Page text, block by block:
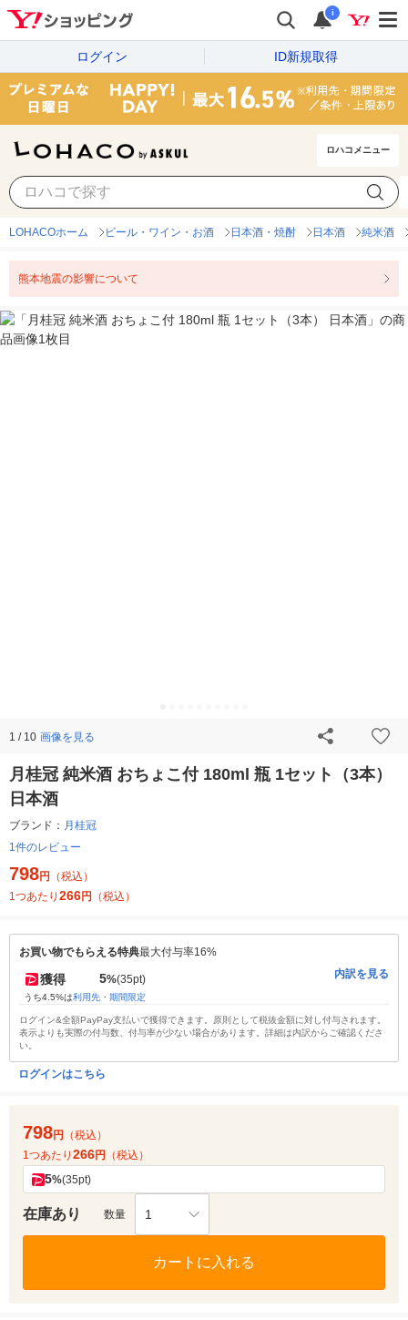
i
ログイン ID新規取得
ロハコメニュー
LOHACOホーム ビール・ワイン・お酒 日本酒・焼酎 日本酒 純米酒
熊本地震の影響について
1 / 10 画像を見る
月桂冠 純米酒 おちょこ付 180ml 瓶 1セット（3本）
日本酒
ブランド： 月桂冠
1件のレビュー
798円
（税込）
1つあたり 266円 （税込）
お買い物でもらえる特典最大付与率16%
獲得 5%(35pt)
うち4.5%は利用先・期間限定
内訳を見る
ログイン&全額PayPay支払いで獲得できます。原則として税抜金額に対し付与されます。
表示よりも実際の付与数、付与率が少ない場合があります。詳細は内訳からご確認くださ
い。
ログインはこちら
798円
（税込）
1つあたり 266円 （税込）
5%(35pt)
在庫あり 数量 1
カートに入れる